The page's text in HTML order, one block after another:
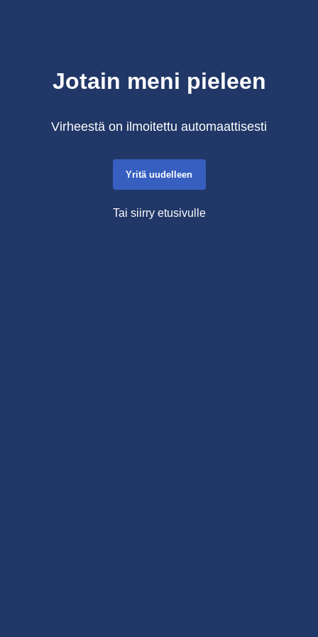
Jotain meni pieleen
Virheestä on ilmoitettu automaattisesti
Yritä uudelleen
Tai siirry etusivulle